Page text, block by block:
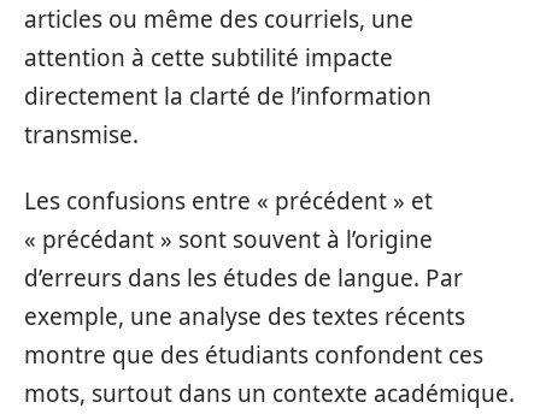
articles ou même des courriels, une
attention à cette subtilité impacte
directement la clarté de l’information
transmise.
Les confusions entre « précédent » et
« précédant » sont souvent à l’origine
d’erreurs dans les études de langue. Par
exemple, une analyse des textes récents
montre que des étudiants confondent ces
mots, surtout dans un contexte académique.